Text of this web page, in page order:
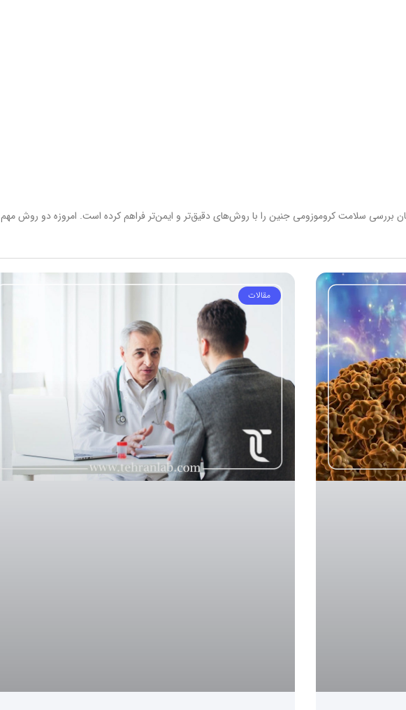
بررسی سلامت کروموزومی جنین را با روش‌های دقیق‌تر و ایمن‌تر فراهم کرده است. امروزه دو روش مهم
مقالات